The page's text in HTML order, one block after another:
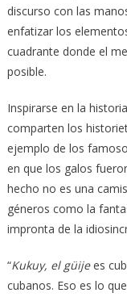
discurso con las
enfatizar los
cuadrante donde el
posible.
Inspirarse en la
comparten los
ejemplo de los
en que los galos
hecho no es una
géneros como la
impronta de la
“Kukuy, el güijees
cubanos. Eso es lo